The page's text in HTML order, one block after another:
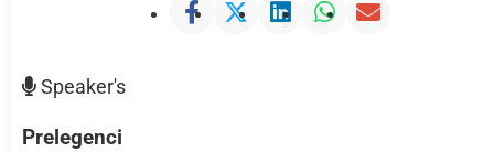
Speaker's
Prelegenci